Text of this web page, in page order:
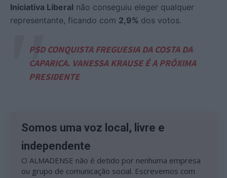
Iniciativa Liberal não conseguiu eleger qualquer
representante, ficando com 2,9% dos votos.
PSD CONQUISTA FREGUESIA DA COSTA DA
CAPARICA. VANESSA KRAUSE É A PRÓXIMA
PRESIDENTE
Somos uma voz local, livre e
independente
O ALMADENSE não é detido por nenhuma empresa
ou grupo de comunicação social. Escrevemos com